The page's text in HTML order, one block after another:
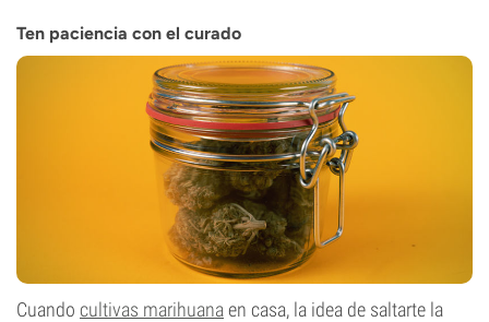
Ten paciencia con el curado
Cuando cultivas marihuanaen casa, la idea de saltarte la